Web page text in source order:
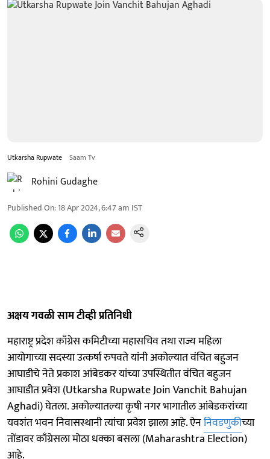
Utkarsha Rupwate Saam Tv
Rohini Gudaghe
Published On:18 Apr 2024, 6:47 am IST
अक्षय गवळी साम टीव्ही प्रतिनिधी
महाराष्ट्र प्रदेश काँग्रेस कमिटीच्या महासचिव तथा राज्य महिला
आयोगाच्या सदस्या उत्कर्षा रुपवते यांनी अकोल्यात वंचित बहुजन
आघाडीचे नेते प्रकाश आंबेडकर यांच्या उपस्थितीत वंचित बहुजन
आघाडीत प्रवेश (Utkarsha Rupwate Join Vanchit Bahujan
Aghadi) घेतला. अकोल्यातल्या कृषी नगर भागातील आंबेडकरांच्या
यवशंत भवन निवासस्थानी त्यांचा प्रवेश झाला आहे. ऐननिवडणुकीच्या
तोंडावर काँग्रेसला मोठा धक्का बसला (Maharashtra Election)
आहे.